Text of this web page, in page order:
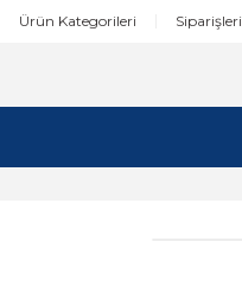
Ürün Kategorileri